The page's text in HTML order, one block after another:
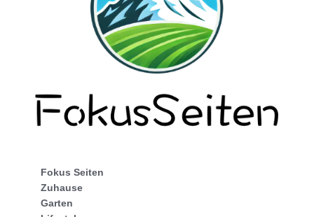
Fokus Seiten
Zuhause
Garten